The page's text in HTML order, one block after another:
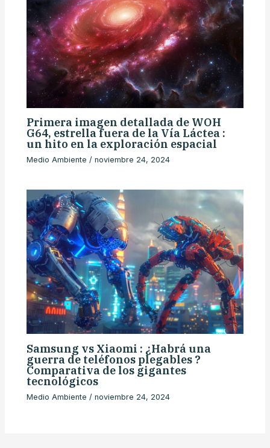
Primera imagen detallada de WOH
G64, estrella fuera de la Vía Láctea :
un hito en la exploración espacial
Medio Ambiente /noviembre 24, 2024
Samsung vs Xiaomi : ¿Habrá una
guerra de teléfonos plegables ?
Comparativa de los gigantes
tecnológicos
Medio Ambiente /noviembre 24, 2024